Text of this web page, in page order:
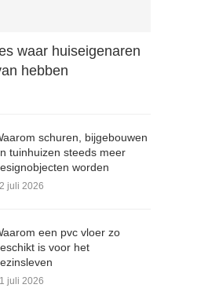
waar huiseigenaren
hebben
schuren, bijgebouwen
tuinhuizen steeds meer
worden
juli 2026
een pvc vloer zo
is voor het
juli 2026